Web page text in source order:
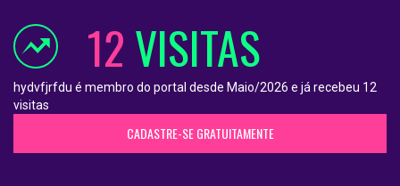
12VISITAS
hydvfjrfdu é membro do portal desde Maio/2026 e já recebeu 12
visitas
CADASTRE-SE GRATUITAMENTE